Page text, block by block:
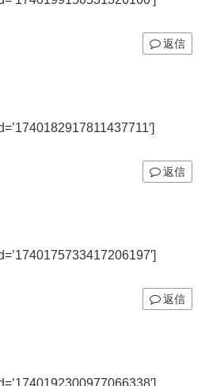
返信
返信
返信